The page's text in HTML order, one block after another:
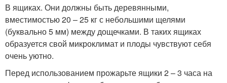
В ящиках. Они должны быть деревянными,
вместимостью 20 – 25 кг с небольшими щелями
(буквально 5 мм) между дощечками. В таких ящиках
образуется свой микроклимат и плоды чувствуют себя
очень уютно.
Перед использованием прожарьте ящики 2 – 3 часа на